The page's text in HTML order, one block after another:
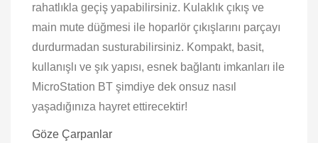
rahatlıkla geçiş yapabilirsiniz. Kulaklık çıkış ve
main mute düğmesi ile hoparlör çıkışlarını parçayı
durdurmadan susturabilirsiniz. Kompakt, basit,
kullanışlı ve şık yapısı, esnek bağlantı imkanları ile
MicroStation BT şimdiye dek onsuz nasıl
yaşadığınıza hayret ettirecektir!
Göze Çarpanlar